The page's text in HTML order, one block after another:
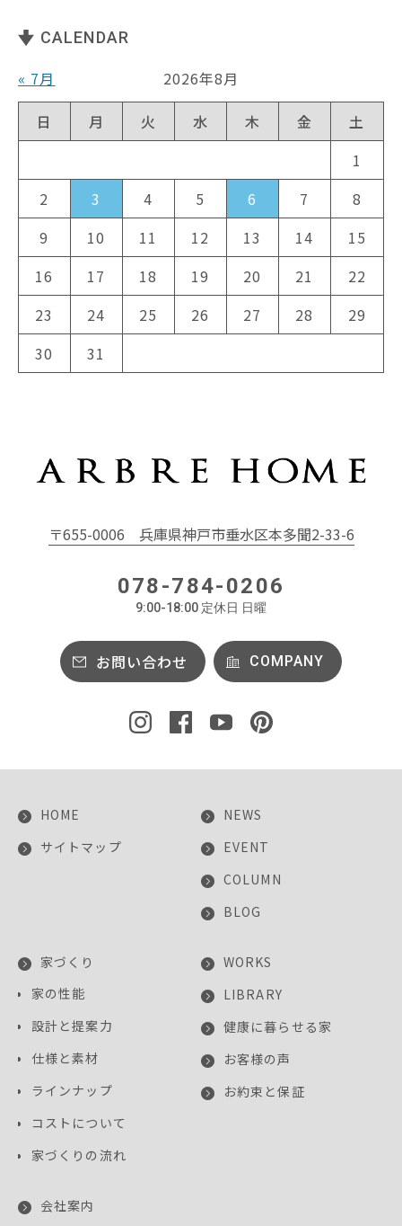
CALENDAR
« 7月
2026年8月
日
月 火 水 木 金
土
1
2
3 4 5 6 7
8
9
10 11 12 13 14
15
16
17 18 19 20 21
22
23
24 25 26 27 28
29
30
31
〒655-0006 兵庫県神戸市垂水区本多聞2-33-6
078-784-0206
9:00-18:00 定休日 日曜
お問い合わせ COMPANY
HOME
サイトマップ
NEWS
EVENT
COLUMN
BLOG
家づくり
家の性能
設計と提案力
仕様と素材
ラインナップ
コストについて
家づくりの流れ
WORKS
LIBRARY
健康に暮らせる家
お客様の声
お約束と保証
会社案内